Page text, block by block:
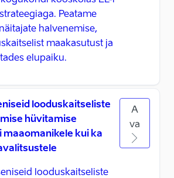
Peatame
halvenemise,
maakasutust ja
elupaiku.
looduskaitseliste
hüvitamise
maaomanikele kui ka
looduskaitseliste
A
va